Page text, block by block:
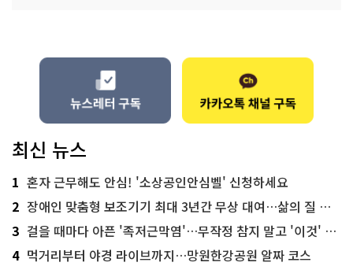
최신 뉴스
1 혼자 근무해도 안심! '소상공인안심벨' 신청하세요
2 장애인 맞춤형 보조기기 최대 3년간 무상 대여…삶의 질 높인다
3 걸을 때마다 아픈 '족저근막염'…무작정 참지 말고 '이것' 해보세요!
4 먹거리부터 야경 라이브까지…망원한강공원 알짜 코스